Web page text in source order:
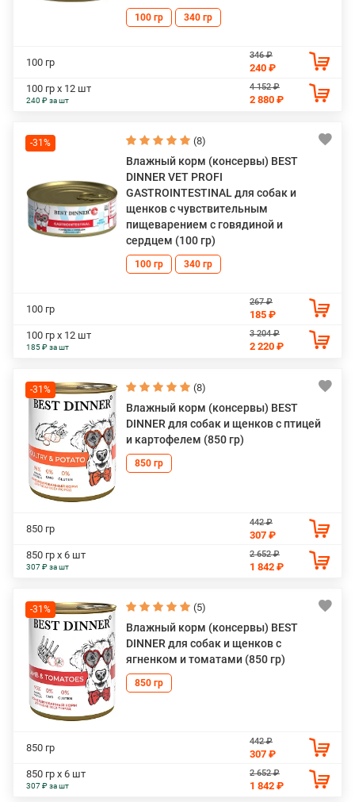
100 гр 340 гр
100 гр
346 ₽
240 ₽
100 гр х 12 шт
240 ₽ за шт
4 152 ₽
2 880 ₽
-31% (8)
Влажный корм (консервы) BEST
DINNER VET PROFI
GASTROINTESTINAL для собак и
щенков с чувствительным
пищеварением с говядиной и
сердцем (100 гр)
100 гр 340 гр
100 гр
267 ₽
185 ₽
100 гр х 12 шт
185 ₽ за шт
3 204 ₽
2 220 ₽
-31% (8)
Влажный корм (консервы) BEST
DINNER для собак и щенков с птицей
и картофелем (850 гр)
850 гр
850 гр
442 ₽
307 ₽
850 гр х 6 шт
307 ₽ за шт
2 652 ₽
1 842 ₽
-31% (5)
Влажный корм (консервы) BEST
DINNER для собак и щенков с
ягненком и томатами (850 гр)
850 гр
850 гр
442 ₽
307 ₽
850 гр х 6 шт
307 ₽ за шт
2 652 ₽
1 842 ₽